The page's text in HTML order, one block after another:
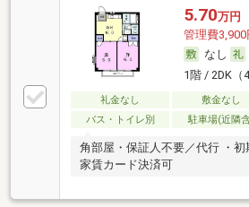
5.70万円
管理費3,900
なし
1階 / 2DK（
礼金なし 敷金なし
バス・トイレ別
駐車場(近隣
角部屋・保証人不要／代行 ・初
家賃カード決済可